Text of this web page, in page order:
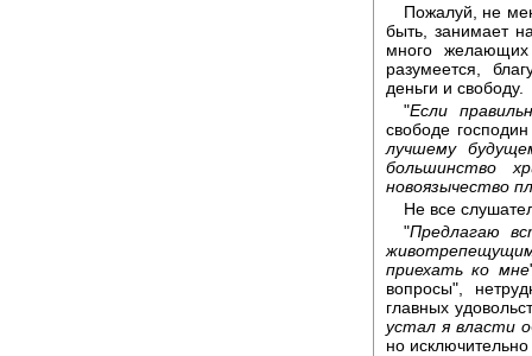
Пожалуй, не
быть, занимает
много желающих
разумеется,
деньги и свободу.
"Если
свободе
лучшему
большинство
новоязычество
Не все
"Предлагаю
приехать ко мне
вопросы",
главных
устал я власти
но исключительно